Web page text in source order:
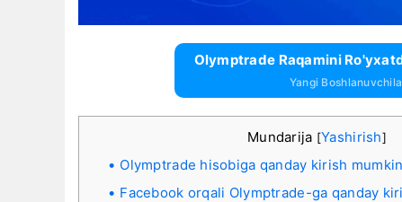
Olymptrade Raqamini
Yangi
Mundarija [Yashirish]
Olymptrade hisobiga qanday kirish mumkin
Facebook orqali Olymptrade-ga qanday